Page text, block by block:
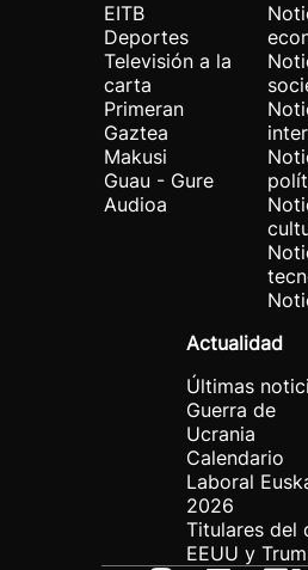
EITB
Deportes
Televisión a la
carta
Primeran
Gaztea
Makusi
Guau - Gure
Audioa
Actualidad
Últimas
Guerra de
Ucrania
Calendario
Laboral
2026
Titulares del
EEUU y